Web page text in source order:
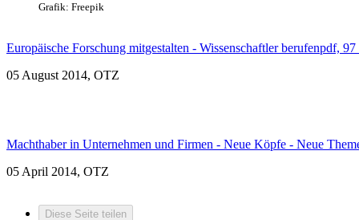
Grafik: Freepik
Europäische Forschung mitgestalten - Wissenschaftler berufenpdf, 97
05 August 2014, OTZ
Machthaber in Unternehmen und Firmen - Neue Köpfe - Neue
05 April 2014, OTZ
Diese Seite teilen